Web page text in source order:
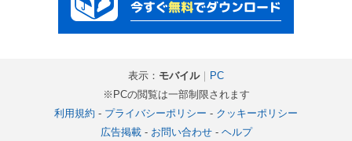
表示： モバイル｜ PC
※PCの閲覧は一部制限されます
利用規約 - プライバシーポリシー - クッキーポリシー
広告掲載- お問い合わせ- ヘルプ